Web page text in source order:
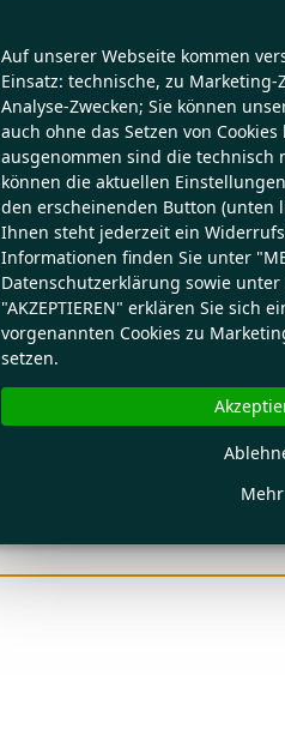
Auf unserer Webseite kommen
Einsatz: technische, zu Marketing-
Analyse-Zwecken; Sie können
auch ohne das Setzen von
ausgenommen sind die technisch
können die aktuellen
den erscheinenden Button (unten
Ihnen steht jederzeit ein
Informationen finden Sie unter
Datenschutzerklärung sowie
"AKZEPTIEREN" erklären Sie sich
vorgenannten Cookies zu
setzen.
Mehr